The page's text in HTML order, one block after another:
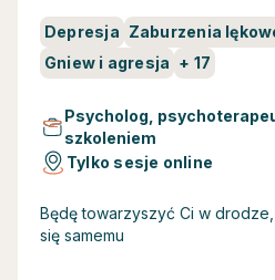
Depresja Zaburzenia
Gniew i agresja + 17
Psycholog,
szkoleniem
Tylko sesje online
Będę towarzyszyć Ci w
się samemu